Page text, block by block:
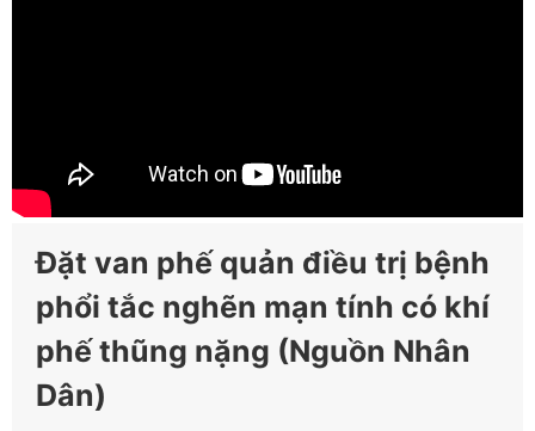
Đặt van phế quản điều trị bệnh
phổi tắc nghẽn mạn tính có khí
phế thũng nặng (Nguồn Nhân
Dân)